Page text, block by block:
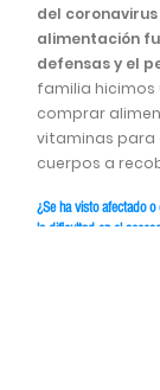
del
alimentación
defensas y el
familia hicimos
comprar
vitaminas para
cuerpos a
¿Se ha visto afectado
la dificultad en el